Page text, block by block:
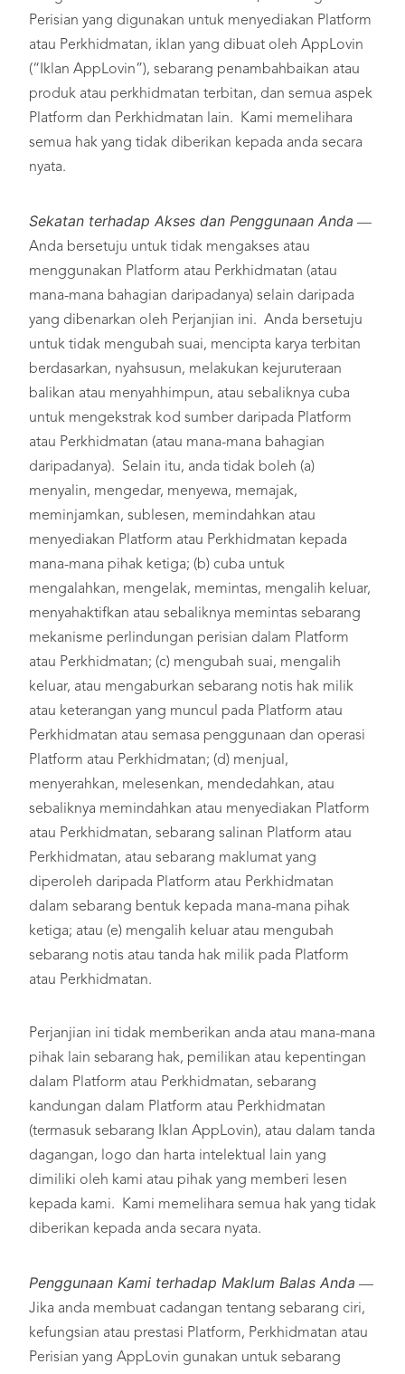
Perisian yang digunakan untuk menyediakan Platform
atau Perkhidmatan, iklan yang dibuat oleh AppLovin
(“Iklan AppLovin”), sebarang penambahbaikan atau
produk atau perkhidmatan terbitan, dan semua aspek
Platform dan Perkhidmatan lain. Kami memelihara
semua hak yang tidak diberikan kepada anda secara
nyata.
Sekatan terhadap Akses dan Penggunaan Anda —
Anda bersetuju untuk tidak mengakses atau
menggunakan Platform atau Perkhidmatan (atau
mana-mana bahagian daripadanya) selain daripada
yang dibenarkan oleh Perjanjian ini. Anda bersetuju
untuk tidak mengubah suai, mencipta karya terbitan
berdasarkan, nyahsusun, melakukan kejuruteraan
balikan atau menyahhimpun, atau sebaliknya cuba
untuk mengekstrak kod sumber daripada Platform
atau Perkhidmatan (atau mana-mana bahagian
daripadanya). Selain itu, anda tidak boleh (a)
menyalin, mengedar, menyewa, memajak,
meminjamkan, sublesen, memindahkan atau
menyediakan Platform atau Perkhidmatan kepada
mana-mana pihak ketiga; (b) cuba untuk
mengalahkan, mengelak, memintas, mengalih keluar,
menyahaktifkan atau sebaliknya memintas sebarang
mekanisme perlindungan perisian dalam Platform
atau Perkhidmatan; (c) mengubah suai, mengalih
keluar, atau mengaburkan sebarang notis hak milik
atau keterangan yang muncul pada Platform atau
Perkhidmatan atau semasa penggunaan dan operasi
Platform atau Perkhidmatan; (d) menjual,
menyerahkan, melesenkan, mendedahkan, atau
sebaliknya memindahkan atau menyediakan Platform
atau Perkhidmatan, sebarang salinan Platform atau
Perkhidmatan, atau sebarang maklumat yang
diperoleh daripada Platform atau Perkhidmatan
dalam sebarang bentuk kepada mana-mana pihak
ketiga; atau (e) mengalih keluar atau mengubah
sebarang notis atau tanda hak milik pada Platform
atau Perkhidmatan.
Perjanjian ini tidak memberikan anda atau mana-mana
pihak lain sebarang hak, pemilikan atau kepentingan
dalam Platform atau Perkhidmatan, sebarang
kandungan dalam Platform atau Perkhidmatan
(termasuk sebarang Iklan AppLovin), atau dalam tanda
dagangan, logo dan harta intelektual lain yang
dimiliki oleh kami atau pihak yang memberi lesen
kepada kami. Kami memelihara semua hak yang tidak
diberikan kepada anda secara nyata.
Penggunaan Kami terhadap Maklum Balas Anda —
Jika anda membuat cadangan tentang sebarang ciri,
kefungsian atau prestasi Platform, Perkhidmatan atau
Perisian yang AppLovin gunakan untuk sebarang